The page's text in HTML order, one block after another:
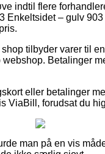
indtil flere
Enkeltsidet – gulv
tilbyder varer til
Betalinger
eller betalinger
ViaBill, forudsat du
man på en vis